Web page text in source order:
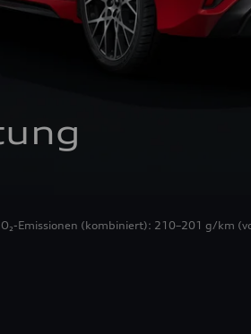
Emissionen (kombiniert): 210–201 g/km